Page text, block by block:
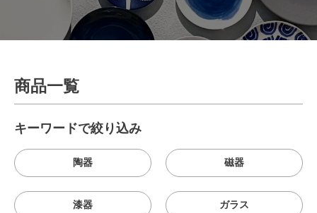
商品一覧
キーワードで絞り込み
陶器 磁器
漆器 ガラス